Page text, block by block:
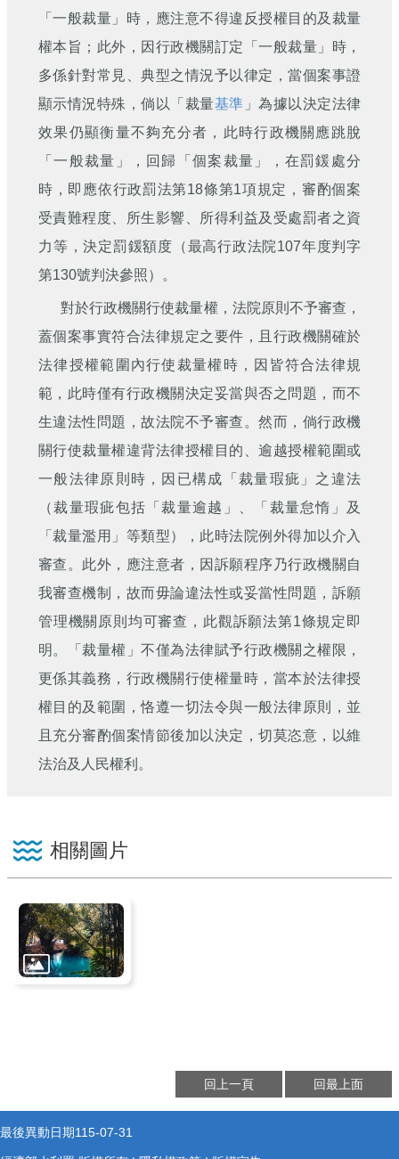
「一般裁量」時，應注意不得違反授權目的及裁量
權本旨；此外，因行政機關訂定「一般裁量」時，
多係針對常見、典型之情況予以律定，當個案事證
顯示情況特殊，倘以「裁量基準 」為據以決定法律
效果仍顯衡量不夠充分者，此時行政機關應跳脫
「一般裁量」，回歸「個案裁量」，在罰鍰處分
時，即應依行政罰法第18條第1項規定，審酌個案
受責難程度、所生影響、所得利益及受處罰者之資
力等，決定罰鍰額度（最高行政法院107年度判字
第130號判決參照）。
對於行政機關行使裁量權，法院原則不予審查，
蓋個案事實符合法律規定之要件，且行政機關確於
法律授權範圍內行使裁量權時，因皆符合法律規
範，此時僅有行政機關決定妥當與否之問題，而不
生違法性問題，故法院不予審查。然而，倘行政機
關行使裁量權違背法律授權目的、逾越授權範圍或
一般法律原則時，因已構成「裁量瑕疵」之違法
（裁量瑕疵包括「裁量逾越」、「裁量怠惰」及
「裁量濫用」等類型），此時法院例外得加以介入
審查。此外，應注意者，因訴願程序乃行政機關自
我審查機制，故而毋論違法性或妥當性問題，訴願
管理機關原則均可審查，此觀訴願法第1條規定即
明。「裁量權」不僅為法律賦予行政機關之權限，
更係其義務，行政機關行使權量時，當本於法律授
權目的及範圍，恪遵一切法令與一般法律原則，並
且充分審酌個案情節後加以決定，切莫恣意，以維
法治及人民權利。
相關圖片
回上一頁 回最上面
最後異動日期115-07-31